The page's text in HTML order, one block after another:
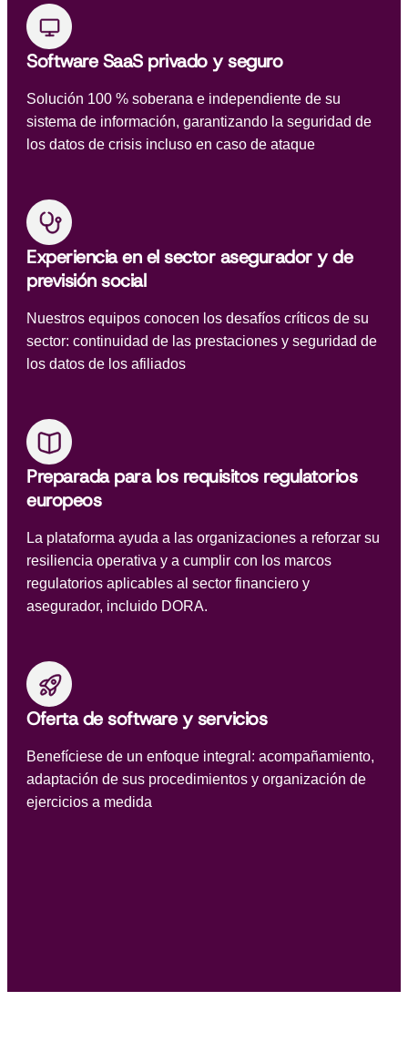
Software SaaS privado y seguro
Solución 100 % soberana e independiente de su
sistema de información, garantizando la seguridad de
los datos de crisis incluso en caso de ataque
Experiencia en el sector asegurador y de
previsión social
Nuestros equipos conocen los desafíos críticos de su
sector: continuidad de las prestaciones y seguridad de
los datos de los afiliados
Preparada para los requisitos regulatorios
europeos
La plataforma ayuda a las organizaciones a reforzar su
resiliencia operativa y a cumplir con los marcos
regulatorios aplicables al sector financiero y
asegurador, incluido DORA.
Oferta de software y servicios
Benefíciese de un enfoque integral: acompañamiento,
adaptación de sus procedimientos y organización de
ejercicios a medida